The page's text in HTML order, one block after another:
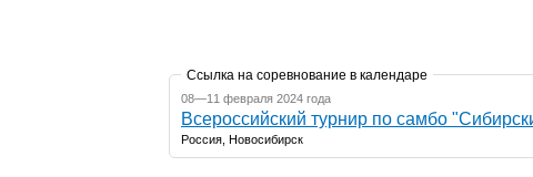
Ссылка на соревнование в календаре
08—11 февраля 2024 года
Всероссийский турнир по самбо
Россия, Новосибирск